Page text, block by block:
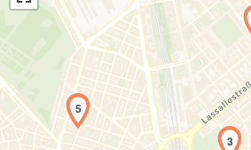
Laden der Karte...
3
5